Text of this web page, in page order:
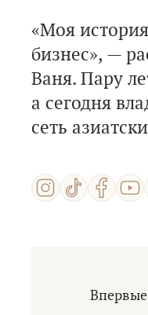
«Моя
бизнес», —
Ваня. Пару
а сегодня
сеть
Впервые